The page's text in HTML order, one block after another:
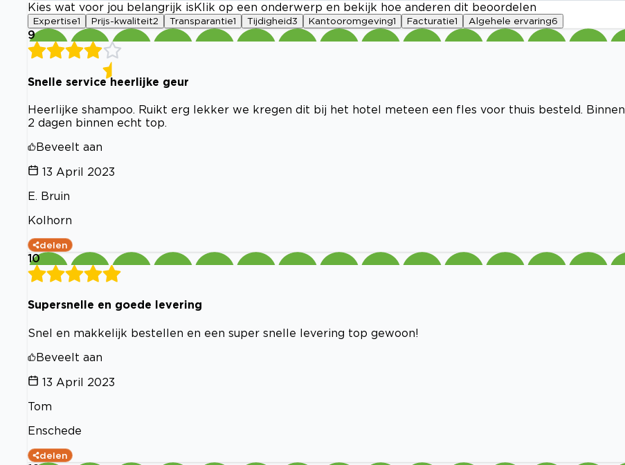
Kies wat voor jou belangrijk is Klik op een onderwerp en bekijk hoe anderen dit beoordelen
Expertise1 Prijs-kwaliteit2 Transparantie1 Tijdigheid3 Kantooromgeving1 Facturatie1 Algehele ervaring6
9
Snelle service heerlijke geur
Heerlijke shampoo. Ruikt erg lekker we kregen dit bij het hotel meteen een fles voor thuis besteld. Binnen
2 dagen binnen echt top.
Beveelt aan
13 April 2023
E. Bruin
Kolhorn
delen
10
Supersnelle en goede levering
Snel en makkelijk bestellen en een super snelle levering top gewoon!
Beveelt aan
13 April 2023
Tom
Enschede
delen